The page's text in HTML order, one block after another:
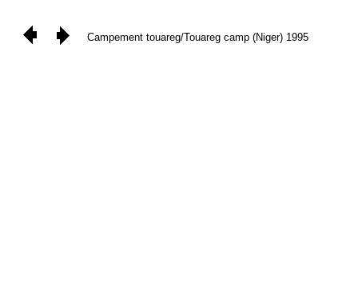
Campement touareg/Touareg camp (Niger) 1995